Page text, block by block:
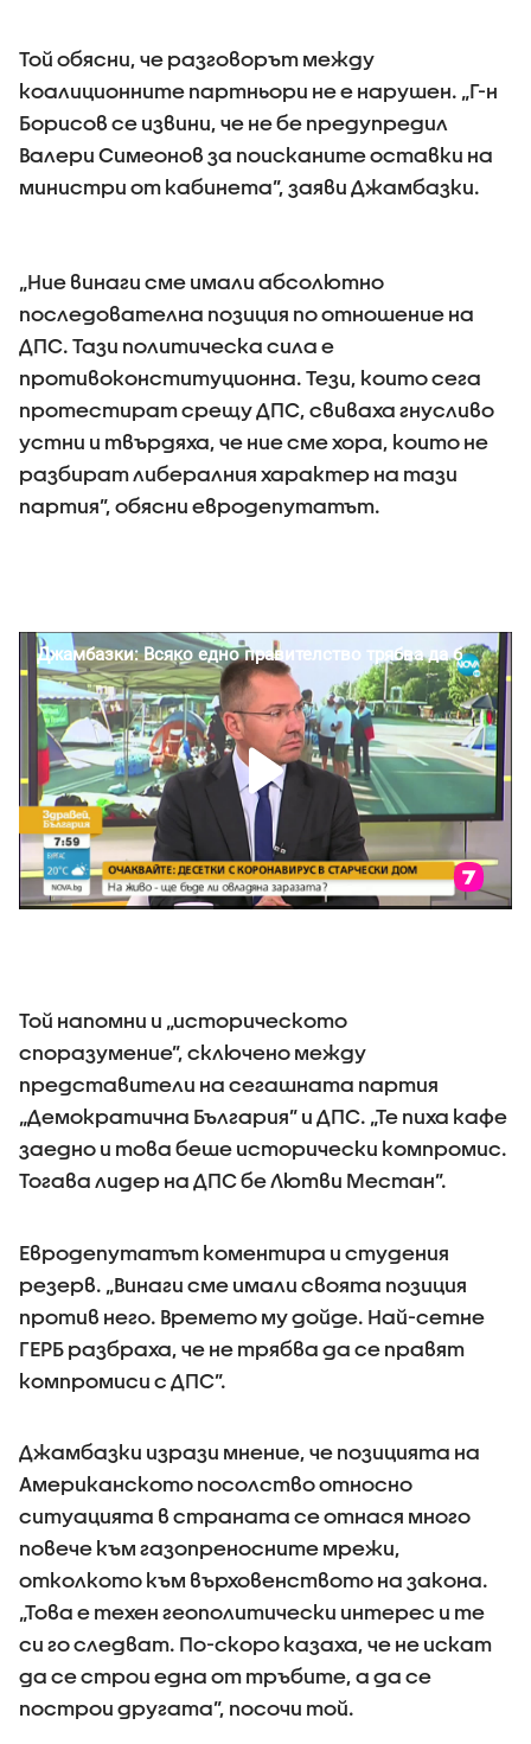
Той обясни, че разговорът между
коалиционните партньори не е нарушен. „Г-н
Борисов се извини, че не бе предупредил
Валери Симеонов за поисканите оставки на
министри от кабинета”, заяви Джамбазки.
„Ние винаги сме имали абсолютно
последователна позиция по отношение на
ДПС. Тази политическа сила е
противоконституционна. Тези, които сега
протестират срещу ДПС, свиваха гнусливо
устни и твърдяха, че ние сме хора, които не
разбират либералния характер на тази
партия”, обясни евродепутатът.
Той напомни и „историческото
споразумение”, сключено между
представители на сегашната партия
„Демократична България” и ДПС. „Те пиха кафе
заедно и това беше исторически компромис.
Тогава лидер на ДПС бе Лютви Местан”.
Евродепутатът коментира и студения
резерв. „Винаги сме имали своята позиция
против него. Времето му дойде. Най-сетне
ГЕРБ разбраха, че не трябва да се правят
компромиси с ДПС”.
Джамбазки изрази мнение, че позицията на
Американското посолство относно
ситуацията в страната се отнася много
повече към газопреносните мрежи,
отколкото към върховенството на закона.
„Това е техен геополитически интерес и те
си го следват. По-скоро казаха, че не искат
да се строи една от тръбите, а да се
построи другата”, посочи той.